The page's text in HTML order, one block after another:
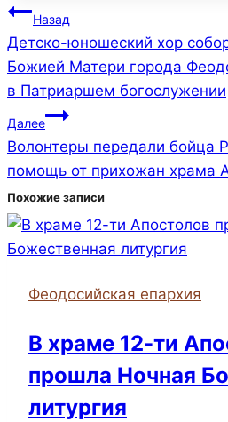
Навигация
по
записям
Назад
Детско-юношеский хор
Божией Матери города
в Патриаршем богослужении
Далее
Волонтеры передали бойца
помощь от прихожан храма
Похожие записи
Феодосийская епархия
В храме 12-ти
прошла Ночная
литургия